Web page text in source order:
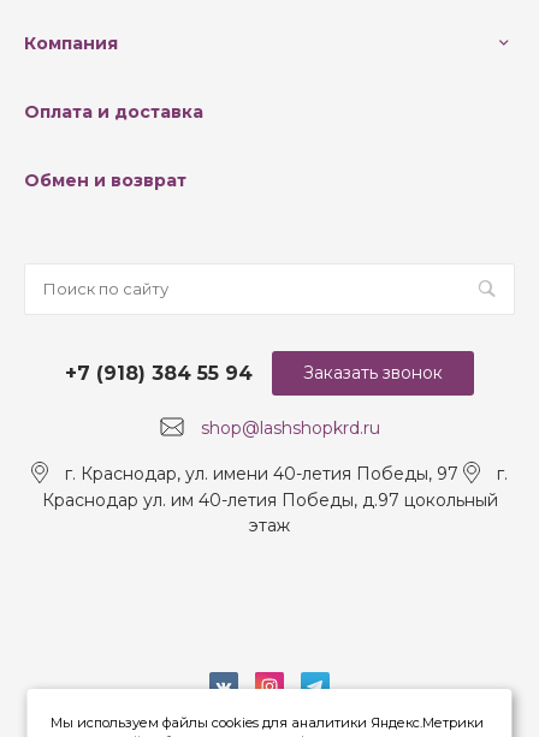
Компания
Оплата и доставка
Обмен и возврат
shop@lashshopkrd.ru
+7 (918) 384 55 94
г. Краснодар, ул. имени 40-летия Победы, 97
г.
Краснодар ул. им 40-летия Победы, д.97 цокольный
этаж
Заказать звонок
Мы используем файлы cookies для аналитики Яндекс.Метрики